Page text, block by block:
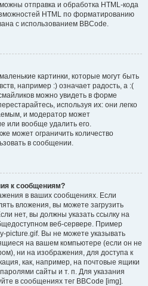
отправка и обработка HTML-кода
HTML по форматированию
с использованием BBCode.
картинки, которые могут быть
например :) означает радость, а :(
можно увидеть в форме
используя их: они легко
и модератор может
или вообще удалить его.
может ограничить количество
в сообщении.
к сообщениям?
в ваших сообщениях. Если
вложения, вы можете загрузить
нет, вы должны указать ссылку на
веб-сервере. Пример
picture.gif. Вы не можете указывать
на вашем компьютере (если он не
ни на изображения, для доступа к
как, например, на почтовые ящики
сайты и т. п. Для указания
в сообщениях тег BBCode [img].